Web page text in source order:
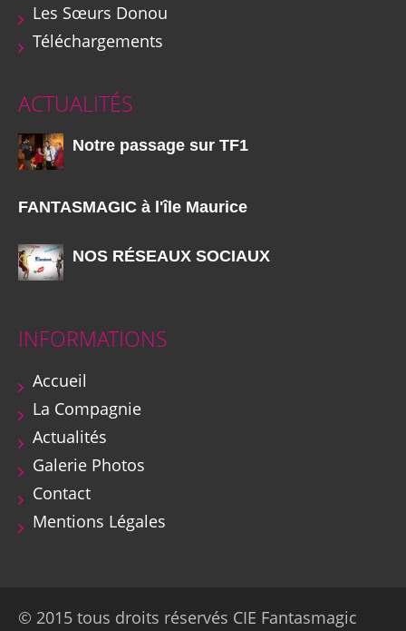
Les Sœurs Donou
Téléchargements
ACTUALITÉS
Notre passage sur TF1
FANTASMAGIC à l'île Maurice
NOS RÉSEAUX SOCIAUX
INFORMATIONS
Accueil
La Compagnie
Actualités
Galerie Photos
Contact
Mentions Légales
© 2015 tous droits réservés CIE Fantasmagic